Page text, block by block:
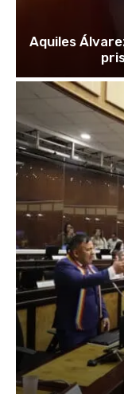
Aquiles